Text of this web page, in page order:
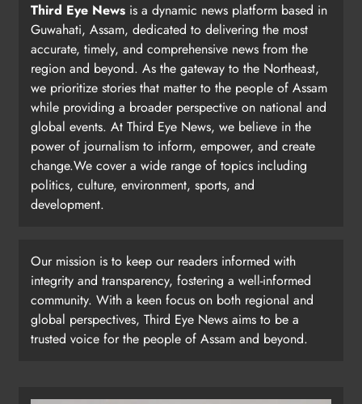
Third Eye News is a dynamic news platform based in
Guwahati, Assam, dedicated to delivering the most
accurate, timely, and comprehensive news from the
region and beyond. As the gateway to the Northeast,
we prioritize stories that matter to the people of Assam
while providing a broader perspective on national and
global events. At Third Eye News, we believe in the
power of journalism to inform, empower, and create
change.We cover a wide range of topics including
politics, culture, environment, sports, and
development.
Our mission is to keep our readers informed with
integrity and transparency, fostering a well-informed
community. With a keen focus on both regional and
global perspectives, Third Eye News aims to be a
trusted voice for the people of Assam and beyond.